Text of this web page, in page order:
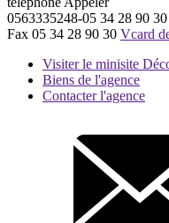
0563335248-05 34 28 90 30
Fax 05 34 28 90 30 Vcard
Visiter le minisite
Biens de l'agence
Contacter l'agence